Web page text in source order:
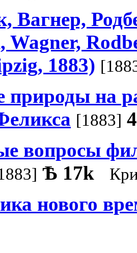
Вагнер,
Wagner,
1883)
природы на
[1883]
вопросы
Ѣ 17k
нового